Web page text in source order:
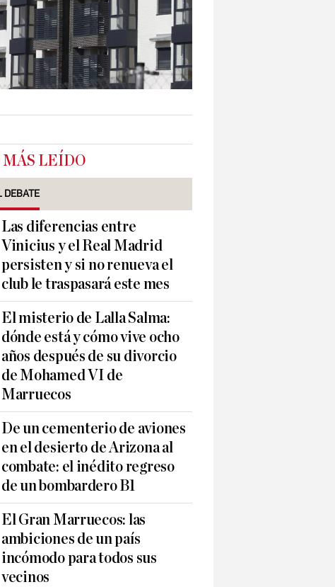
MÁS LEÍDO
DEBATE
Las diferencias entre
Vinicius y el Real Madrid
persisten y si no renueva el
club le traspasará este mes
El misterio de Lalla Salma:
dónde está y cómo vive ocho
años después de su divorcio
de Mohamed VI de
Marruecos
De un cementerio de aviones
en el desierto de Arizona al
combate: el inédito regreso
de un bombardero B1
El Gran Marruecos: las
ambiciones de un país
incómodo para todos sus
vecinos